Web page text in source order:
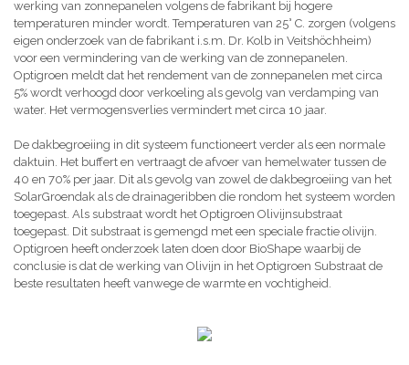
werking van zonnepanelen volgens de fabrikant bij hogere
temperaturen minder wordt. Temperaturen van 25° C. zorgen (volgens
eigen onderzoek van de fabrikant i.s.m. Dr. Kolb in Veitshöchheim)
voor een vermindering van de werking van de zonnepanelen.
Optigroen meldt dat het rendement van de zonnepanelen met circa
5% wordt verhoogd door verkoeling als gevolg van verdamping van
water. Het vermogensverlies vermindert met circa 10 jaar.
De dakbegroeiing in dit systeem functioneert verder als een normale
daktuin. Het buffert en vertraagt de afvoer van hemelwater tussen de
40 en 70% per jaar. Dit als gevolg van zowel de dakbegroeiing van het
SolarGroendak als de drainageribben die rondom het systeem worden
toegepast. Als substraat wordt het Optigroen Olivijnsubstraat
toegepast. Dit substraat is gemengd met een speciale fractie olivijn.
Optigroen heeft onderzoek laten doen door BioShape waarbij de
conclusie is dat de werking van Olivijn in het Optigroen Substraat de
beste resultaten heeft vanwege de warmte en vochtigheid.